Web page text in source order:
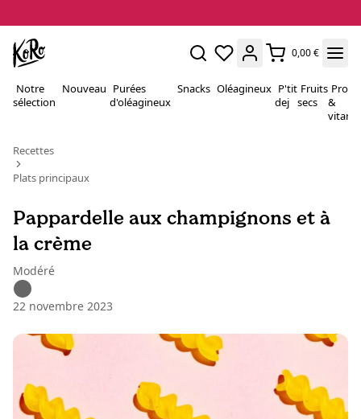
0,00 €
Notre
sélection
Nouveau Purées
d'oléagineux
Snacks Oléagineux P'tit
dej
Fruits
secs
&
Recettes
Plats principaux
Pappardelle aux champignons et à
la crème
Modéré
22 novembre 2023